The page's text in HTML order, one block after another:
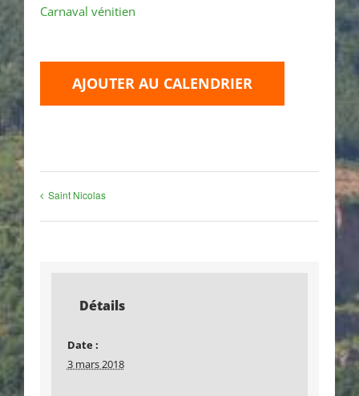
Carnaval vénitien
AJOUTER AU CALENDRIER
Saint Nicolas
Détails
Date :
3 mars 2018